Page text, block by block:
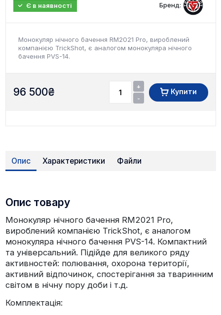
Є в наявності Бренд:
Монокуляр нічного бачення RM2021 Pro, вироблений
компанією TrickShot, є аналогом монокуляра нічного
бачення PVS-14.
96 500₴
+
-
Купити
Опис Характеристики Файли
Опис товару
Монокуляр нічного бачення RM2021 Pro,
вироблений компанією TrickShot, є аналогом
монокуляра нічного бачення PVS-14. Компактний
та універсальний. Підійде для великого ряду
активностей: полювання, охорона території,
активний відпочинок, спостерігання за тваринним
світом в нічну пору доби і т.д.
Комплектація: